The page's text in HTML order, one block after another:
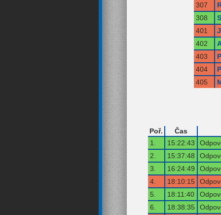
307
308
401
402
403
404
405
Poř.
Čas
1.
15:22:43
2.
15:37:48
3.
16:24:49
4.
18:10:15
5.
18:11:40
6.
18:38:35